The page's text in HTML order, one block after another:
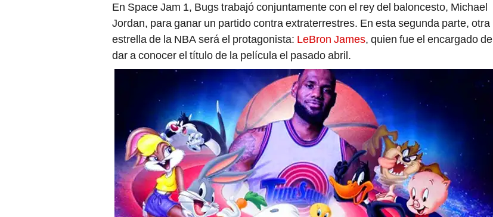
En Space Jam 1, Bugs trabajó conjuntamente con el rey del baloncesto, Michael
Jordan, para ganar un partido contra extraterrestres. En esta segunda parte, otra
estrella de la NBA será el protagonista: LeBron James, quien fue el encargado de
dar a conocer el título de la película el pasado abril.